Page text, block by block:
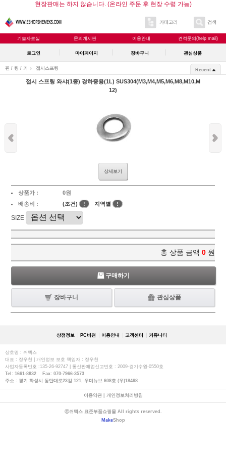
현장판매는 하지 않습니다. (온라인 주문 후 현장 수령 가능)
카테고리 검색
기술자료실 문의게시판 이용안내 견적문의(help mail)
로그인 마이페이지 장바구니 관심상품
핀 / 링 / 키 접시스프링 Recent
접시 스프링 와샤(1종) 경하중용(1L) SUS304(M3,M4,M5,M6,M8,M10,M
12)
상세보기
상품가 :
0원
배송비 :
(조건) ! 지역별 !
SIZE
총 상품 금액 0 원
구매하기
장바구니 관심상품
상점정보 PC버젼 이용안내 고객센터 커뮤니티
상호명 : 쉬멕스
대표 : 장우천 | 개인정보 보호 책임자 : 장우천
사업자등록번호 :135-26-92747 | 통신판매업신고번호 : 2009-경기수원-0550호
Tel: 1661-8832 Fax: 070-7966-3573
주소 : 경기 화성시 동탄대로23길 121, 우미뉴브 608호 (우)18468
이용약관| 개인정보처리방침
ⓒ쉬멕스 표준부품쇼핑몰 All rights reserved.
MakeShop